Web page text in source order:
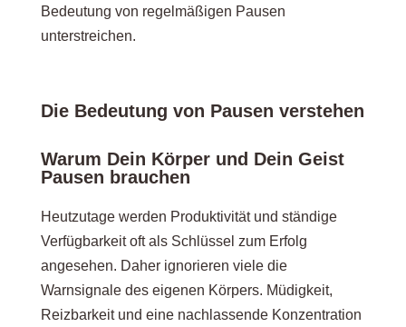
Bedeutung von regelmäßigen Pausen
unterstreichen.
Die Bedeutung von Pausen verstehen
Warum Dein Körper und Dein Geist
Pausen brauchen
Heutzutage werden Produktivität und ständige
Verfügbarkeit oft als Schlüssel zum Erfolg
angesehen. Daher ignorieren viele die
Warnsignale des eigenen Körpers. Müdigkeit,
Reizbarkeit und eine nachlassende Konzentration